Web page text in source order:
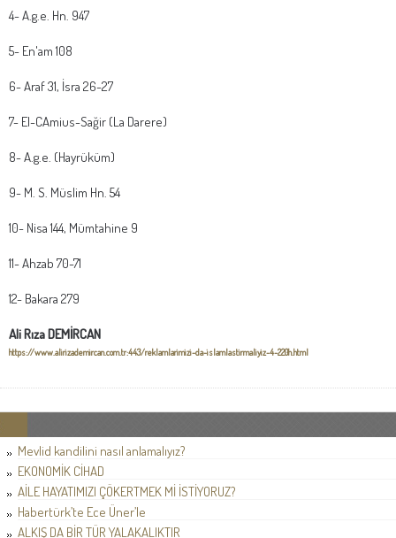
4- A.g.e. Hn. 947
5- En'am 108
6- Araf 31, İsra 26-27
7- El-CAmius-Sağir (La Darere)
8- A.g.e. (Hayrüküm)
9- M. S. Müslim Hn. 54
10- Nisa 144, Mümtahine 9
11- Ahzab 70-71
12- Bakara 279
Ali Rıza DEMİRCAN
https://www.alirizademircan.com.tr:443/reklamlarimizi-da-islamlastirmaliyiz-4-220h.html
Mevlid kandilini nasıl anlamalıyız?
EKONOMİK CİHAD
AİLE HAYATIMIZI ÇÖKERTMEK Mİ İSTİYORUZ?
Habertürk’te Ece Üner’le
ALKIŞ DA BİR TÜR YALAKALIKTIR